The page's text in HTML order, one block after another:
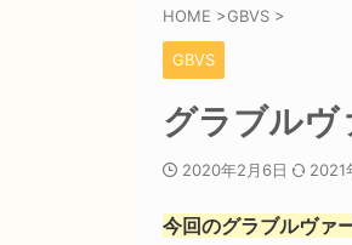
HOME >GBVS >
GBVS
グラブルヴ
2020年2月6日 2021
今回のグラブルヴァ